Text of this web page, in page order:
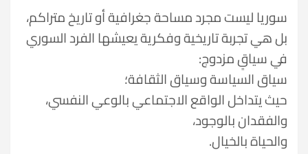
سوريا ليست مجرد مساحة جغرافية أو تاريخ متراكم،
بل هي تجربة تاريخية وفكرية يعيشها الفرد السوري
في سياقٍ مزدوج:
سياق السياسة وسياق الثقافة؛
حيث يتداخل الواقع الاجتماعي بالوعي النفسي،
والفقدان بالوجود،
والحياة بالخيال.